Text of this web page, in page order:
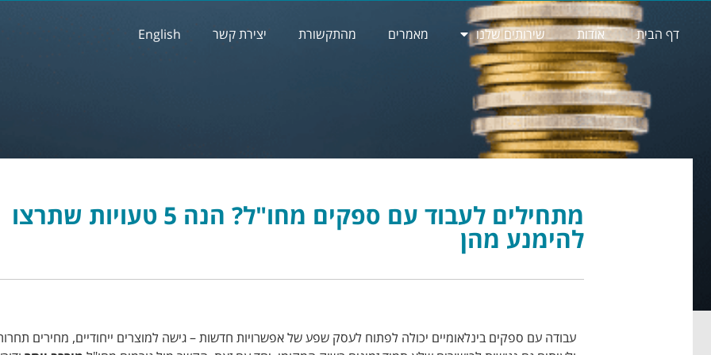
דף הבית אודות שירותים שלנו מאמרים מהתקשורת יצירת קשר English
מתחילים לעבוד עם ספקים מחו"ל? הנה 5 טעויות שתרצו
להימנע מהן
עבודה עם ספקים בינלאומיים יכולה לפתוח לעסק שפע של אפשרויות חדשות – גישה למוצרים ייחודיים, מחירים